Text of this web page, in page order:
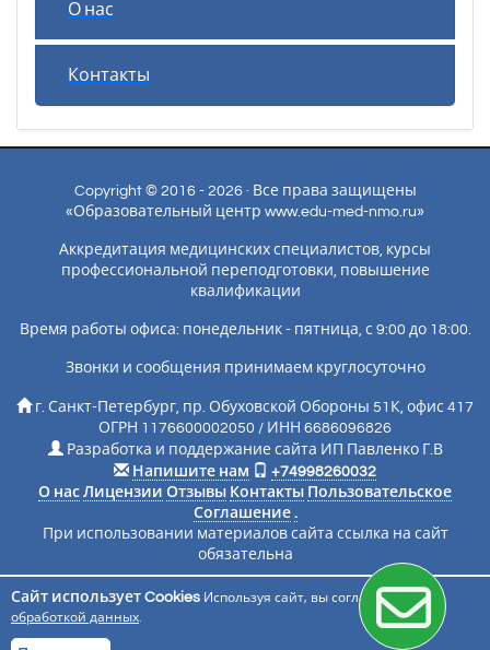
О нас
Контакты
Copyright © 2016 - 2026 · Все права защищены
«Образовательный центр www.edu-med-nmo.ru»
Аккредитация медицинских специалистов, курсы
профессиональной переподготовки, повышение
квалификации
Время работы офиса: понедельник - пятница, с 9:00 до 18:00.
Звонки и сообщения принимаем круглосуточно
г. Санкт-Петербург, пр. Обуховской Обороны 51К, офис 417
ОГРН 1176600002050 / ИНН 6686096826
Разработка и поддержание сайта ИП Павленко Г.В
Напишите нам
+74998260032
О нас Лицензии Отзывы Контакты Пользовательское
Соглашение .
При использовании материалов сайта ссылка на сайт
обязательна
Подписаться на новости
Сайт использует Cookies Используя сайт, вы соглашаетесь с
обработкой данных.